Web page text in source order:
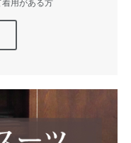
着用がある方